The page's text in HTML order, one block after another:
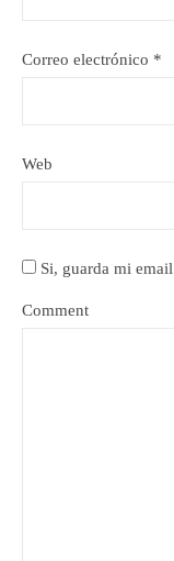
Correo electrónico *
Web
Si, guarda mi email
Comment